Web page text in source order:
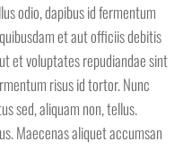
odio, dapibus id fermentum
et aut officiis debitis
et voluptates repudiandae sint
risus id tortor. Nunc
sed, aliquam non, tellus.
Maecenas aliquet accumsan